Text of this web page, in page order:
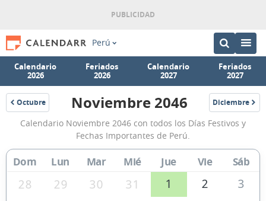
Perú
Calendario
2026
Feriados
2026
Calendario
2027
Feriados
2027
Octubre
2046
Calendario
Noviembre
2046
de
Perú
Noviembre 2046 Diciembre
2046
Calendario Noviembre 2046 con todos los Días Festivos y
Fechas Importantes de Perú.
Dom Lun Mar Mié Jue Vie Sáb
28 29 30 31 1 2
3